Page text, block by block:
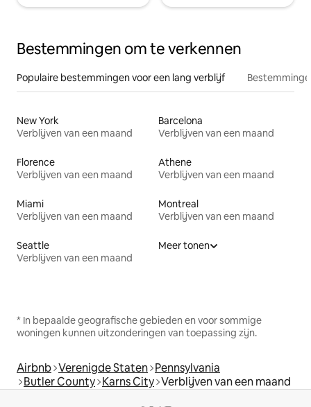
Bestemmingen om te verkennen
Populaire bestemmingen voor een lang verblijf
New York
Verblijven van een maand
Barcelona
Verblijven van een maand
Florence
Verblijven van een maand
Athene
Verblijven van een maand
Miami
Verblijven van een maand
Montreal
Verblijven van een maand
Seattle
Verblijven van een maand
Meer tonen
* In bepaalde geografische gebieden en voor sommige
woningen kunnen uitzonderingen van toepassing zijn.
Airbnb Verenigde Staten Pennsylvania
Butler County Karns City Verblijven van een maand